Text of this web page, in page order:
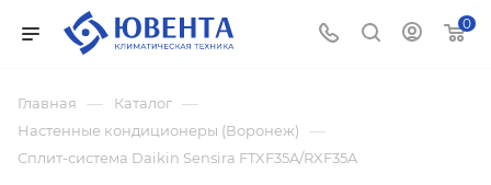
0
Главная — Каталог —
Настенные кондиционеры (Воронеж) —
Сплит-система Daikin Sensira FTXF35A/RXF35A